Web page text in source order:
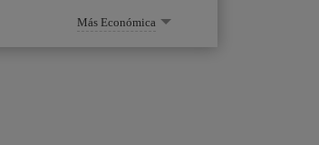
Más Económica